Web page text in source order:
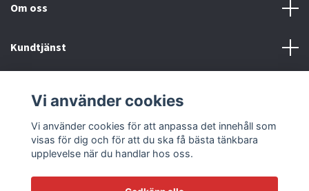
Om oss
Kundtjänst
Sociala medier
Vi använder cookies
Vi använder cookies för att anpassa det innehåll som
visas för dig och för att du ska få bästa tänkbara
upplevelse när du handlar hos oss.